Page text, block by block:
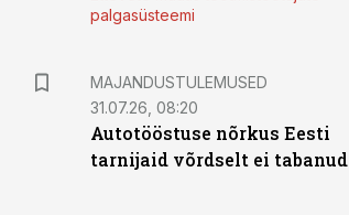
palgasüsteemi
MAJANDUSTULEMUSED
31.07.26, 08:20
Autotööstuse nõrkus Eesti
tarnijaid võrdselt ei tabanud